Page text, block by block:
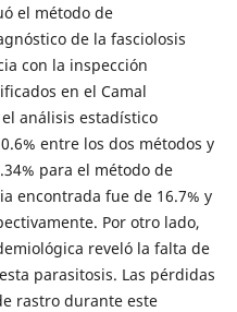
el método de
de la fasciolosis
con la inspección
en el Camal
análisis estadístico
entre los dos métodos y
para el método de
encontrada fue de 16.7% y
Por otro lado,
reveló la falta de
parasitosis. Las pérdidas
rastro durante este